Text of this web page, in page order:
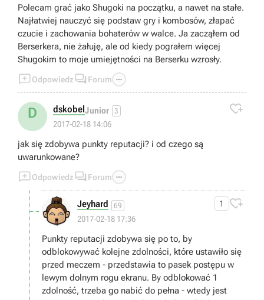
Polecam grać jako Shugoki na początku, a nawet na stałe.
Najłatwiej nauczyć się podstaw gry i kombosów, złapać
czucie i zachowania bohaterów w walce. Ja zacząłem od
Berserkera, nie żałuję, ale od kiedy pograłem więcej
Shugokim to moje umiejętności na Berserku wzrosły.
Odpowiedz  Forum 
D dskobel Junior 3
2017-02-18 14:06

jak się zdobywa punkty reputacji? i od czego są
uwarunkowane?
Odpowiedz  Forum 
Jeyhard 69
2017-02-18 17:36
1 
Punkty reputacji zdobywa się po to, by
odblokowywać kolejne zdolności, które ustawiło się
przed meczem - przedstawia to pasek postępu w
lewym dolnym rogu ekranu. By odblokować 1
zdolność, trzeba go nabić do pełna - wtedy jest